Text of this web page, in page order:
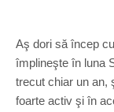
Aş dori să încep
împlineşte în luna
trecut chiar un an,
foarte activ şi în